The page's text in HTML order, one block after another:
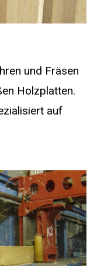
und Fräsen
Holzplatten.
auf